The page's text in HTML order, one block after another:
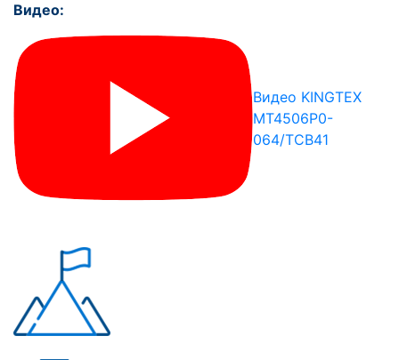
Видео:
Видео KINGTEX
MT4506P0-
064/TCB41